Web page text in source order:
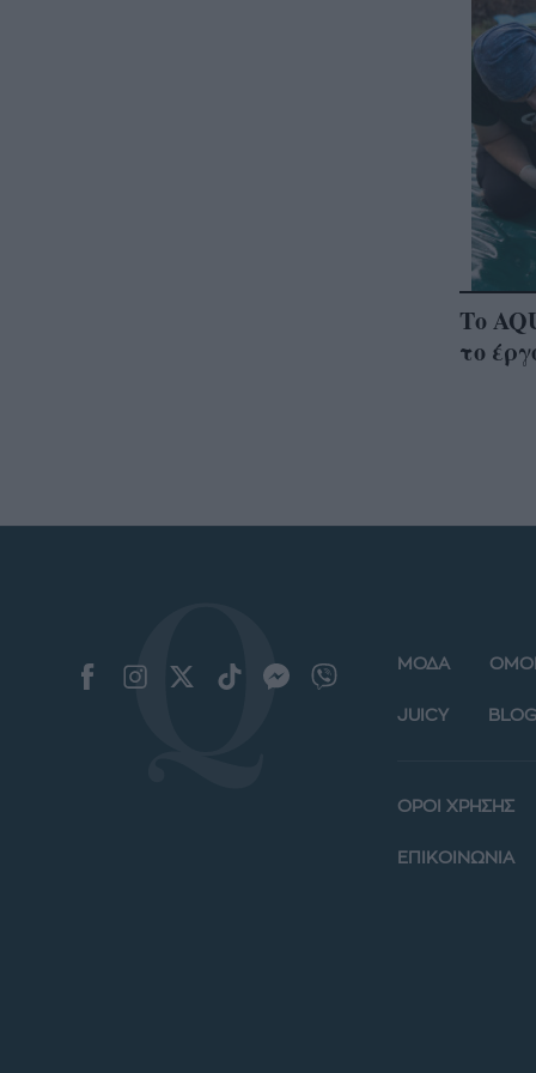
Το
το
ΜΟΔΑ
JUICY
ΟΡΟΙ ΧΡΗΣΗΣ
ΕΠΙΚΟΙΝΩΝΙΑ